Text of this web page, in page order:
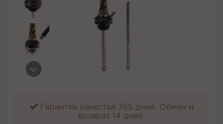
Гарантия качества 365 дней. Обмен и
возврат 14 дней.